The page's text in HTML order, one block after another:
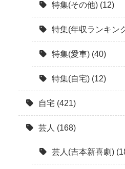
特集(その他) (12)
特集(年収ランキン
特集(愛車) (40)
特集(自宅) (12)
自宅 (421)
芸人 (168)
芸人(吉本新喜劇)